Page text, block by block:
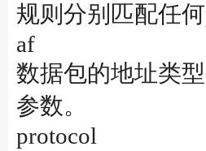
规则分别匹配任
af
数据包的地址类
参数。
protocol